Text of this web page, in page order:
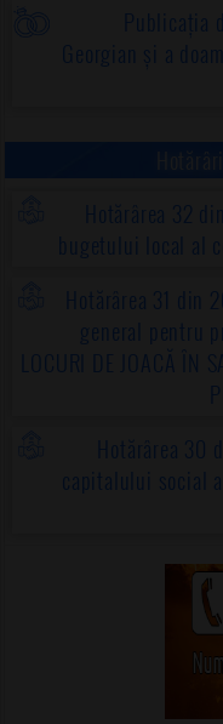
Publicația
Georgian și a
Hotărârea 32
bugetului local al
Hotărârea 31 din
general pentru
LOCURI DE JOACĂ ÎN
Hotărârea 30
capitalului social